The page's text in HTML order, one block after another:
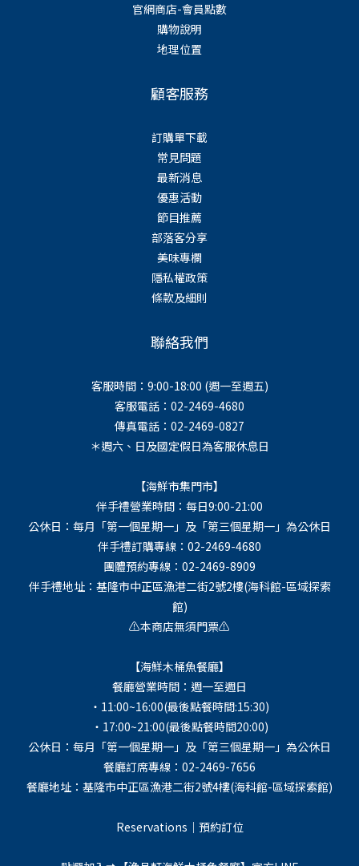
官網商店-會員點數
購物說明
地理位置
顧客服務
訂購單下載
常見問題
最新消息
優惠活動
節目推薦
部落客分享
美味專欄
隱私權政策
條款及細則
聯絡我們
客服時間：9:00-18:00 (週一至週五)
客服電話：02-2469-4680
傳真電話：02-2469-0827
＊週六、日及國定假日為客服休息日
【海鮮市集門市】
伴手禮營業時間：每日9:00-21:00
公休日：每月「第一個星期一」及「第三個星期一」為公休日
伴手禮訂購專線：02-2469-4680
團體預約專線：02-2469-8909
伴手禮地址：基隆市中正區漁港二街2號2樓(海科館-區域探索
館)
⚠️本商店無須門票⚠️
【海鮮木桶魚餐廳】
餐廳營業時間：週一至週日
・11:00~16:00(最後點餐時間:15:30)
・17:00~21:00(最後點餐時間20:00)
公休日：每月「第一個星期一」及「第三個星期一」為公休日
餐廳訂席專線：02-2469-7656
餐廳地址：基隆市中正區漁港二街2號4樓(海科館-區域探索館)
Reservations｜預約訂位